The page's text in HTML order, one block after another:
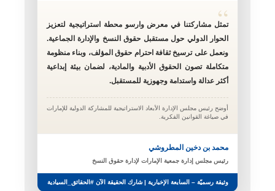
“
تمثل مشاركتنا في معرض وارسو محطة استراتيجية لتعزيز
الحوار الدولي حول مستقبل حقوق النسخ والإدارة الجماعية.
ونعمل على ترسيخ ثقافة احترام حقوق المؤلف، وبناء منظومة
متكاملة تصون الحقوق الأدبية والمادية، لضمان بيئة إبداعية
أكثر عدالة واستدامة وجهوزية للمستقبل.
أوضح رئيس مجلس الإدارة الأبعاد الاستراتيجية للمشاركة الدولية للإمارات
في صياغة القوانين الفكرية.
محمد بن دخين المطروشي
رئيس مجلس إدارة جمعية الإمارات لإدارة حقوق النسخ
وثيقة رسميّة – السابعة الإخبارية | شارك الحقيقة الآن #الحقائق_السيادية